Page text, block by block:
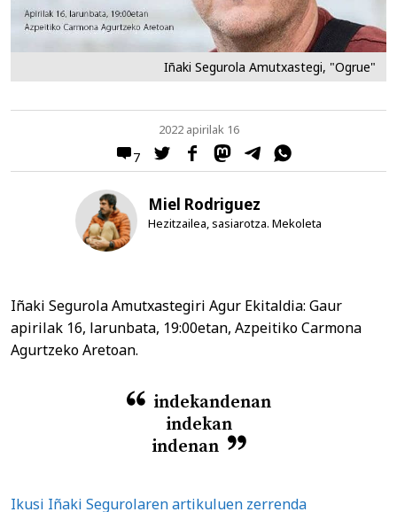
Iñaki Segurola Amutxastegi, "Ogrue"
7
2022 apirilak 16
Miel Rodriguez
Hezitzailea, sasiarotza. Mekoleta
Iñaki Segurola Amutxastegiri Agur Ekitaldia: Gaur
apirilak 16, larunbata, 19:00etan, Azpeitiko Carmona
Agurtzeko Aretoan.
indekandenan
indekan
indenan
Ikusi Iñaki Segurolaren artikuluen zerrenda